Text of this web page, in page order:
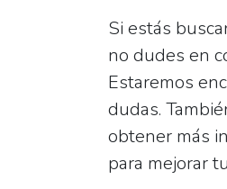
Si estás
no dudes en
Estaremos
dudas.
obtener más
para mejorar